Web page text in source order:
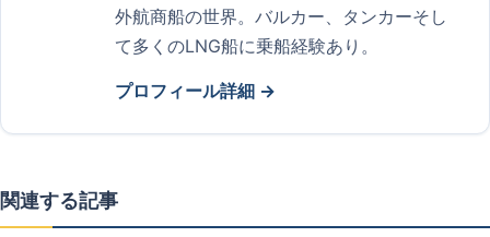
外航商船の世界。バルカー、タンカーそし
て多くのLNG船に乗船経験あり。
プロフィール詳細 →
関連する記事